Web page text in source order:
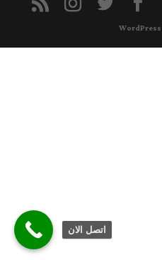
WordPress
اتصل الان